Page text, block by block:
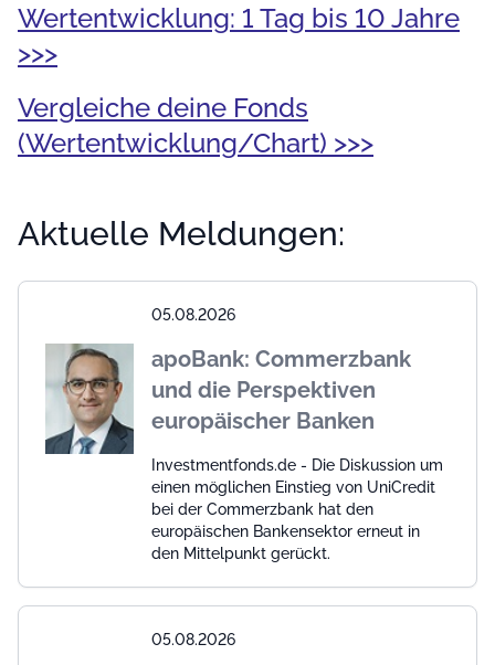
Wertentwicklung: 1 Tag bis 10 Jahre
>>>
Vergleiche deine Fonds
(Wertentwicklung/Chart) >>>
Aktuelle Meldungen:
05.08.2026
apoBank: Commerzbank
und die Perspektiven
europäischer Banken
Investmentfonds.de - Die Diskussion um
einen möglichen Einstieg von UniCredit
bei der Commerzbank hat den
europäischen Bankensektor erneut in
den Mittelpunkt gerückt.
05.08.2026